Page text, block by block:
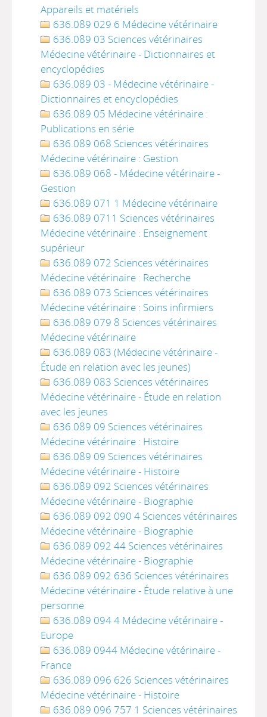
Appareils et matériels
636.089 029 6 Médecine vétérinaire
636.089 03 Sciences vétérinaires
Médecine vétérinaire - Dictionnaires et
encyclopédies
636.089 03 - Médecine vétérinaire -
Dictionnaires et encyclopédies
636.089 05 Médecine vétérinaire :
Publications en série
636.089 068 Sciences vétérinaires
Médecine vétérinaire : Gestion
636.089 068 - Médecine vétérinaire -
Gestion
636.089 071 1 Médecine vétérinaire
636.089 0711 Sciences vétérinaires
Médecine vétérinaire : Enseignement
supérieur
636.089 072 Sciences vétérinaires
Médecine vétérinaire : Recherche
636.089 073 Sciences vétérinaires
Médecine vétérinaire : Soins infirmiers
636.089 079 8 Sciences vétérinaires
Médecine vétérinaire
636.089 083 (Médecine vétérinaire -
Étude en relation avec les jeunes)
636.089 083 Sciences vétérinaires
Médecine vétérinaire - Étude en relation
avec les jeunes
636.089 09 Sciences vétérinaires
Médecine vétérinaire : Histoire
636.089 09 Sciences vétérinaires
Médecine vétérinaire - Histoire
636.089 092 Sciences vétérinaires
Médecine vétérinaire - Biographie
636.089 092 090 4 Sciences vétérinaires
Médecine vétérinaire - Biographie
636.089 092 44 Sciences vétérinaires
Médecine vétérinaire - Biographie
636.089 092 636 Sciences vétérinaires
Médecine vétérinaire - Étude relative à une
personne
636.089 094 4 Médecine vétérinaire -
Europe
636.089 0944 Médecine vétérinaire -
France
636.089 096 626 Sciences vétérinaires
Médecine vétérinaire - Histoire
636.089 096 757 1 Sciences vétérinaires